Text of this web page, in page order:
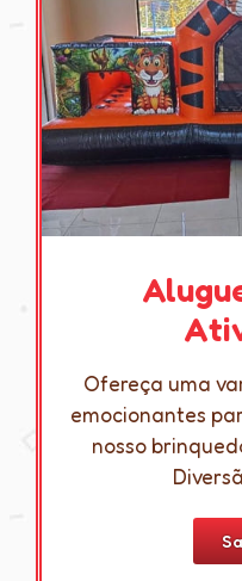
Ofereça uma
emocionantes
nosso